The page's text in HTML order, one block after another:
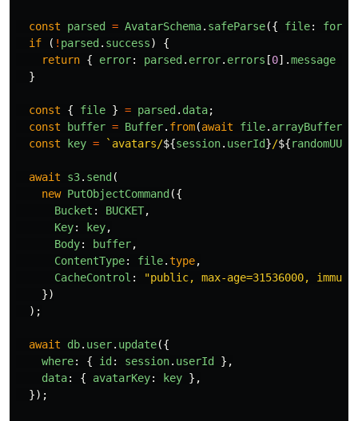
const parsed = AvatarSchema. safeParse({ file:
if
( ! parsed . success)
{
return { error: parsed . error. errors [0].message
}
const { file } = parsed . data;
const
buffer = Buffer. from(await file. arrayBuffer
const
key = `avatars/${session. userId}/${randomUUID
await s3. send (
new PutObjectCommand ({
Bucket : BUCKET,
Key: key,
Body: buffer,
ContentType: file.type,
CacheControl : "public, max-age=31536000,
})
);
await db. user. update({
where: { id : session. userId
},
data: { avatarKey: key },
});